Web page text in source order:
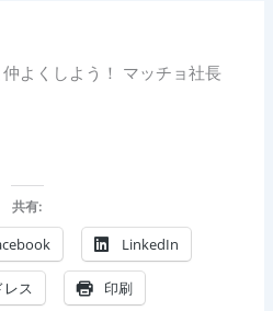
よくしよう！ マッチョ社長
共有:
LinkedIn
レス 印刷